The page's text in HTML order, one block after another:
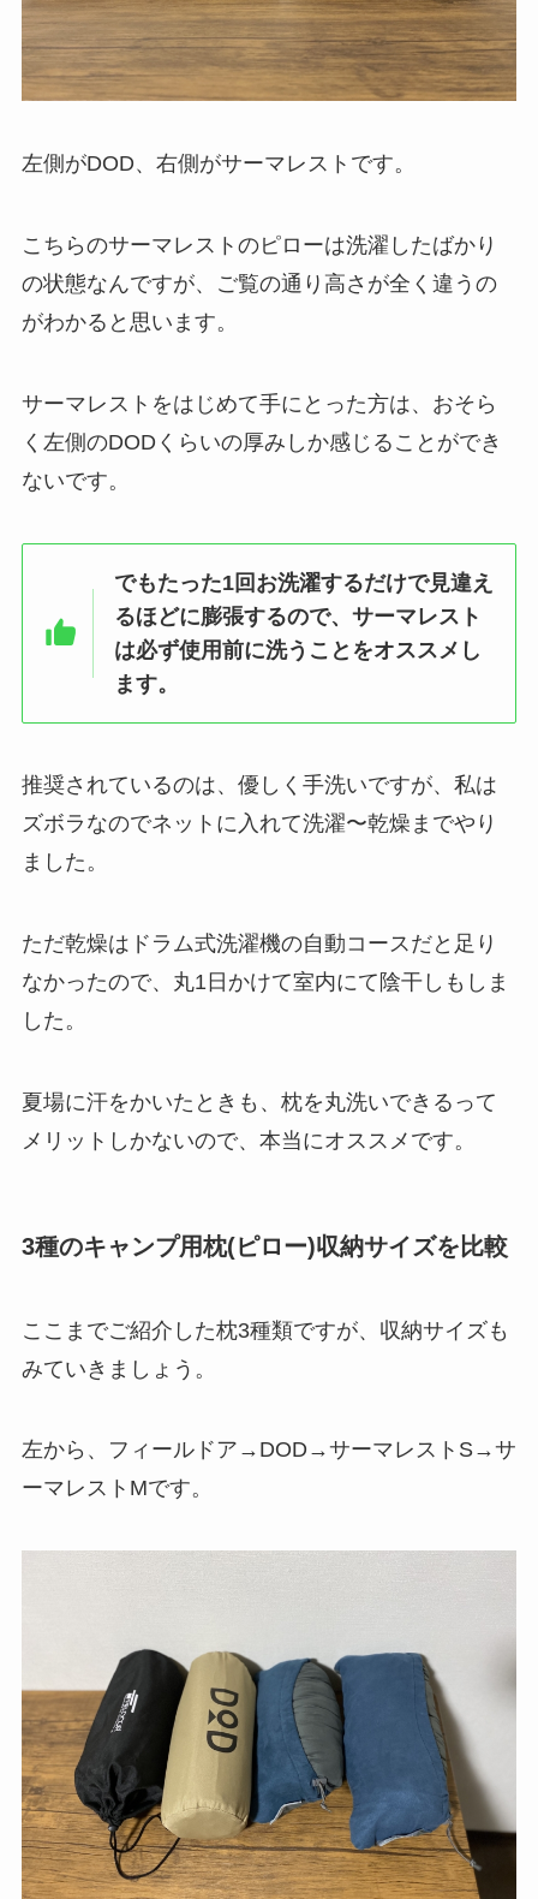
左側がDOD、右側がサーマレストです。
こちらのサーマレストのピローは洗濯したばかり
の状態なんですが、ご覧の通り高さが全く違うの
がわかると思います。
サーマレストをはじめて手にとった方は、おそら
く左側のDODくらいの厚みしか感じることができ
ないです。
でもたった1回お洗濯するだけで見違え
るほどに膨張するので、サーマレスト
は必ず使用前に洗うことをオススメし
ます。
推奨されているのは、優しく手洗いですが、私は
ズボラなのでネットに入れて洗濯〜乾燥までやり
ました。
ただ乾燥はドラム式洗濯機の自動コースだと足り
なかったので、丸1日かけて室内にて陰干しもしま
した。
夏場に汗をかいたときも、枕を丸洗いできるって
メリットしかないので、本当にオススメです。
3種のキャンプ用枕(ピロー)収納サイズを比較
ここまでご紹介した枕3種類ですが、収納サイズも
みていきましょう。
左から、フィールドア→DOD→サーマレストS→サ
ーマレストMです。